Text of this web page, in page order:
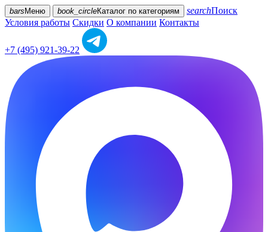
bars Меню book_circleКаталог по категориям searchПоиск
Условия работы Скидки О компании Контакты
+7 (495) 921-39-22